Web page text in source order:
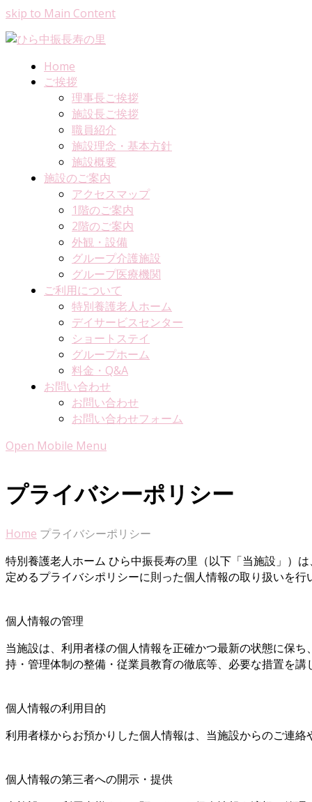
skip to Main Content
Home
ご挨拶
理事長ご挨拶
施設長ご挨拶
職員紹介
施設理念・基本方針
施設概要
施設のご案内
アクセスマップ
1階のご案内
2階のご案内
外観・設備
グループ介護施設
グループ医療機関
ご利用について
特別養護老人ホーム
デイサービスセンター
ショートステイ
グループホーム
料金・Q&A
お問い合わせ
お問い合わせ
お問い合わせフォーム
Open Mobile Menu
プライバシーポリシー
Home プライバシーポリシー
特別養護老人ホーム ひら中振長寿の里（以下「当施設」）
定めるプライバシポリシーに則った個人情報の取り扱いを行
個人情報の管理
当施設は、利用者様の個人情報を正確かつ最新の状態に保
持・管理体制の整備・従業員教育の徹底等、必要な措置を
個人情報の利用目的
利用者様からお預かりした個人情報は、当施設からのご連
個人情報の第三者への開示・提供